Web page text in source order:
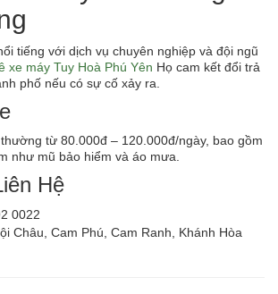
tiếng với dịch vụ chuyên nghiệp và đội ngũ
xe máy Tuy Hoà Phú Yên Họ cam kết đổi trả
phố nếu có sự cố xảy ra.
từ 80.000đ – 120.000đ/ngày, bao gồm
như mũ bảo hiểm và áo mưa.
Hệ
0022
Châu, Cam Phú, Cam Ranh, Khánh Hòa